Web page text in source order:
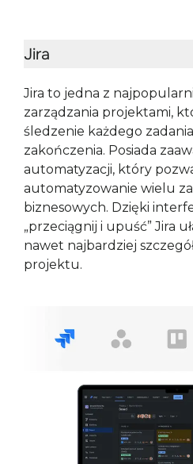
Jira
Jira to jedna z
zarządzania projektami,
śledzenie każdego
zakończenia. Posiada
automatyzacji, który
automatyzowanie wielu
biznesowych. Dzięki
„przeciągnij i upuść” Jira
nawet najbardziej
projektu.